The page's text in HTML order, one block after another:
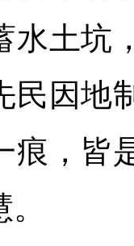
水土坑
民因地
痕，皆